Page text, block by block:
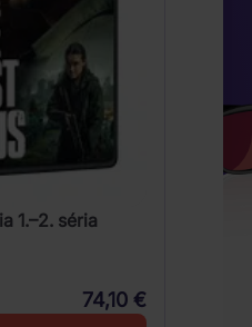
1.–2. séria
74,10 €